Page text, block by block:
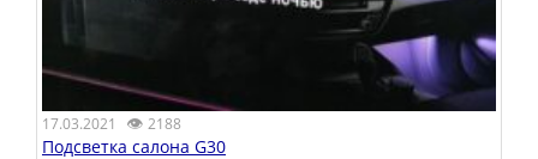
17.03.2021 👁 2188
Подсветка салона G30